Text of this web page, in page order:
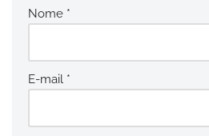
Nome *
E-mail *